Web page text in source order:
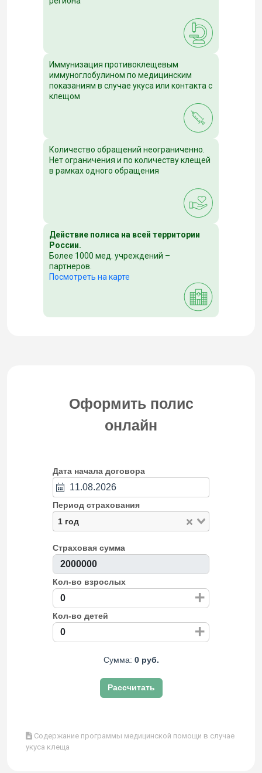
Иммунизация противоклещевым
иммуноглобулином по медицинским
показаниям в случае укуса или контакта с
клещом
Количество обращений неограниченно.
Нет ограничения и по количеству клещей
в рамках одного обращения
Действие полиса на всей территории
России.
Более 1000 мед. учреждений –
партнеров.
Посмотреть на карте
Оформить полис
онлайн
Дата начала договора
Период страхования
1 год
Страховая сумма
Кол-во взрослых
+
Кол-во детей
+
Сумма: 0 руб.
Рассчитать
Содержание программы медицинской помощи в случае
укуса клеща